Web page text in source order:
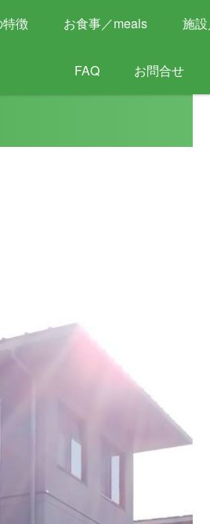
徴 お食事／meals 施
FAQ お問合せ
学生 見学お申込受付中！